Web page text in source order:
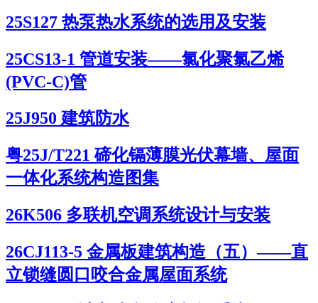
25S127 热泵热水系统的选用及安装
25CS13-1 管道安装——氯化聚氯乙烯
(PVC-C)管
25J950 建筑防水
粤25J/T221 碲化镉薄膜光伏幕墙、屋面
一体化系统构造图集
26K506 多联机空调系统设计与安装
26CJ113-5 金属板建筑构造（五）——直
立锁缝圆口咬合金属屋面系统